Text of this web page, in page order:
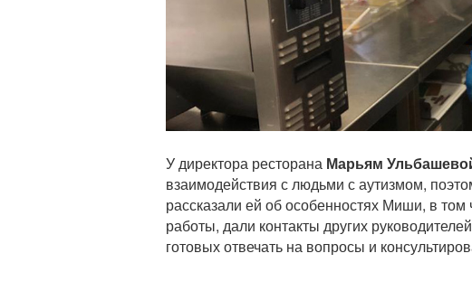
У директора ресторана Марьям
взаимодействия с людьми с аутизмом,
рассказали ей об особенностях Миши, в
работы, дали контакты других
готовых отвечать на вопросы и